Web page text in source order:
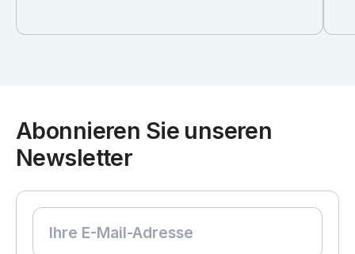
Abonnieren Sie unseren
Newsletter